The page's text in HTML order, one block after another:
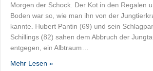
Morgen der Schock. Der Kot in den Regalen
Boden war so, wie man ihn von der
kannte. Hubert Pantin (69) und sein
Schillings (82) sahen dem Abbruch der
entgegen, ein Albtraum…
Mehr Lesen »about Erfolgreiches